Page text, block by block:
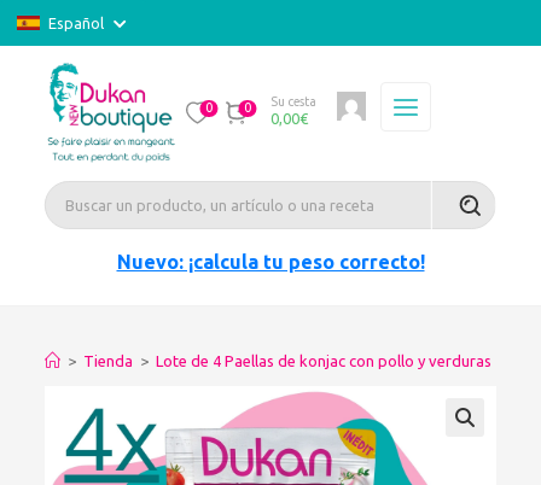
Español
0 0 Su cesta
0,00€
Nuevo: ¡calcula tu peso correcto!
> Tienda > Lote de 4 Paellas de konjac con pollo y verduras